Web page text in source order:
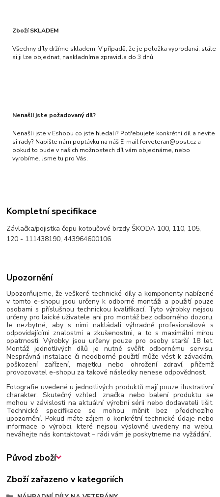
Zboží SKLADEM
Všechny díly držíme skladem. V případě, že je položka vyprodaná, stále
si ji lze objednat, naskladníme zpravidla do 3 dnů.
Nenašli jste požadovaný díl?
Nenašli jste v Eshopu co jste hledali? Potřebujete konkrétní díl a nevíte
si rady? Napište nám poptávku na náš E-mail forveteran@post.cz a
pokud to bude v našich možnostech díl vám objednáme, nebo
vyrobíme. Jsme tu pro Vás.
Kompletní specifikace
Závlačka/pojistka čepu kotoučové brzdy ŠKODA 100, 110, 105,
120 - 111438190, 443964600106
Upozornění
Upozorňujeme, že veškeré technické díly a komponenty nabízené
v tomto e-shopu jsou určeny k odborné montáži a použití pouze
osobami s příslušnou technickou kvalifikací. Tyto výrobky nejsou
určeny pro laické uživatele ani pro montáž bez odborného dozoru.
Je nezbytné, aby s nimi nakládali výhradně profesionálové s
odpovídajícími znalostmi a zkušenostmi, a to s maximální mírou
opatrnosti. Výrobky jsou určeny pouze pro osoby starší 18 let.
Montáž jednotlivých dílů je nutné svěřit odbornému servisu.
Nesprávná instalace či neodborné použití může vést k závadám,
poškození zařízení, majetku nebo ohrožení zdraví, přičemž
provozovatel e-shopu za takové následky nenese odpovědnost.
Fotografie uvedené u jednotlivých produktů mají pouze ilustrativní
charakter. Skutečný vzhled, značka nebo balení produktu se
mohou v závislosti na aktuální výrobní sérii nebo dodavateli lišit.
Technické specifikace se mohou měnit bez předchozího
upozornění. Pokud máte zájem o konkrétní technické údaje nebo
informace o výrobci, které nejsou výslovně uvedeny na webu,
neváhejte nás kontaktovat – rádi vám je poskytneme na vyžádání.
Původ zboží
Zboží zařazeno v kategoriích